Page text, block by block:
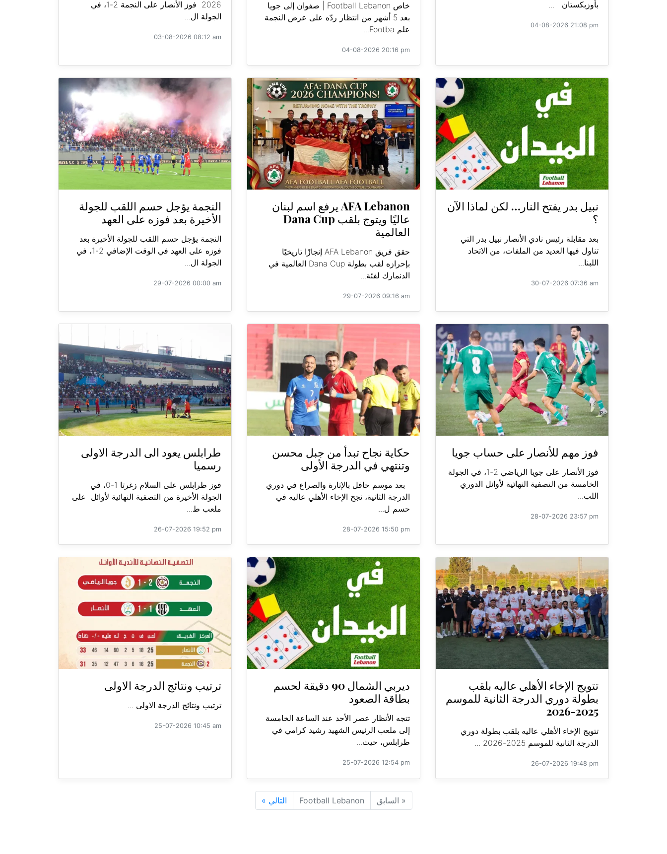
بأوزبكستان ...
04-08-2026 21:08 pm
خاص Football Lebanon | صفوان إلى جويا
بعد 5 أشهر من انتظار ردّه على عرض النجمة
علم Footba...
04-08-2026 20:16 pm
2026 فوز الأنصار على النجمة 2-1، في
الجولة ال...
03-08-2026 08:12 am
نبيل بدر يفتح النار… لكن لماذا الآن
؟
بعد مقابلة رئيس نادي الأنصار نبيل بدر التي
تناول فيها العديد من الملفات، من الاتحاد
اللبنا...
30-07-2026 07:36 am
AFA Lebanon يرفع اسم لبنان
عاليًا ويتوج بلقب Dana Cup
العالمية
حقق فريق AFA Lebanon إنجازًا تاريخيًا
بإحرازه لقب بطولة Dana Cup العالمية في
الدنمارك لفئة...
29-07-2026 09:16 am
النجمة يؤجل حسم اللقب للجولة
الأخيرة بعد فوزه على العهد
النجمة يؤجل حسم اللقب للجولة الأخيرة بعد
فوزه على العهد في الوقت الإضافي 2-1، في
الجولة ال...
29-07-2026 00:00 am
فوز مهم للأنصار على حساب جويا
فوز الأنصار على جويا الرياضي 2-1، في الجولة
الخامسة من التصفية النهائية لأوائل الدوري
اللب...
28-07-2026 23:57 pm
حكاية نجاح تبدأ من جبل محسن
وتنتهي في الدرجة الأولى
بعد موسم حافل بالإثارة والصراع في دوري
الدرجة الثانية، نجح الإخاء الأهلي عاليه في
حسم ل...
28-07-2026 15:50 pm
طرابلس يعود الى الدرجة الاولى
رسميا
فوز طرابلس على السلام زغرتا 1-0، في
الجولة الأخيرة من التصفية النهائية لأوائل على
ملعب ط...
26-07-2026 19:52 pm
تتويج الإخاء الأهلي عاليه بلقب
بطولة دوري الدرجة الثانية للموسم
2025-2026
تتويج الإخاء الأهلي عاليه بلقب بطولة دوري
الدرجة الثانية للموسم 2025-2026 ...
26-07-2026 19:48 pm
ديربي الشمال 90 دقيقة لحسم
بطاقة الصعود
تتجه الأنظار عصر الأحد عند الساعة الخامسة
إلى ملعب الرئيس الشهيد رشيد كرامي في
طرابلس، حيث...
25-07-2026 12:54 pm
ترتيب ونتائج الدرجة الاولى
ترتيب ونتائج الدرجة الاولى ...
25-07-2026 10:45 am
« السابق Football Lebanon التالي »